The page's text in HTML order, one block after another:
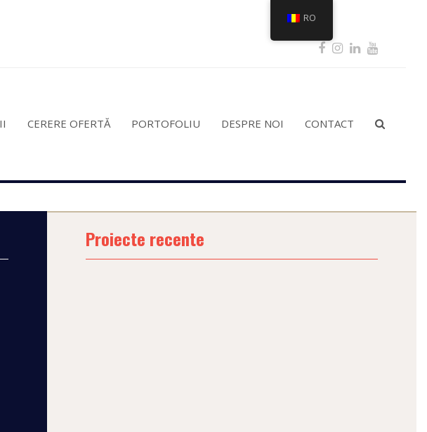
Facebook
Instagram
LinkedIn
CERERE OFERTĂ PORTOFOLIU DESPRE NOI CONTACT
Proiecte recente
RO